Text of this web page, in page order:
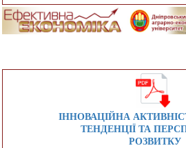
ІННОВАЦІЙНА
ТЕНДЕНЦІЇ ТА
РОЗВИТКУ